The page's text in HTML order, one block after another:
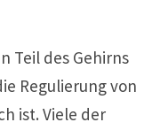
Teil des Gehirns
Regulierung von
ist. Viele der